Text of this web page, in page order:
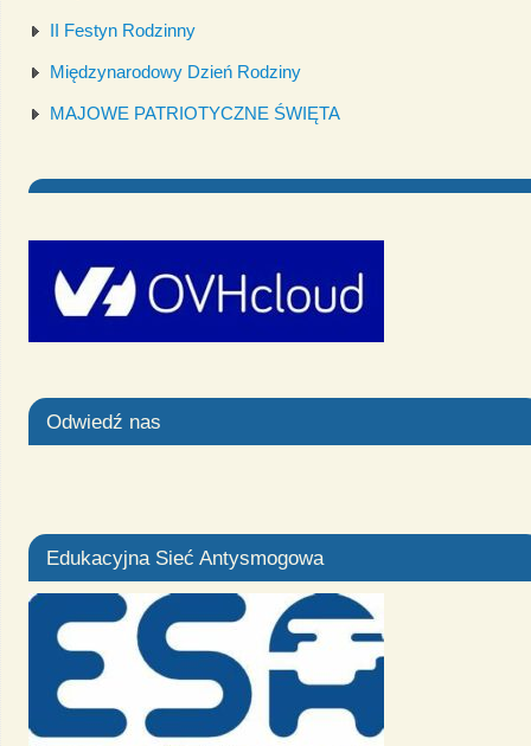
II Festyn Rodzinny
Międzynarodowy Dzień Rodziny
MAJOWE PATRIOTYCZNE ŚWIĘTA
Odwiedź nas
Edukacyjna Sieć Antysmogowa